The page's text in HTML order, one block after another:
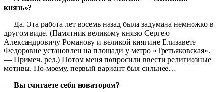
князь»?
— Да. Эта работа лет восемь назад была задумана немножко в
другом виде. (Памятник великому князю Сергею
Александровичу Романову и великой княгине Елизавете
Федоровне установлен на площади у метро «Третьяковская».
— Примеч. ред.) Потом меня попросили ввести религиозные
мотивы. По-моему, первый вариант был сильнее…
— Вы считаете себя новатором?